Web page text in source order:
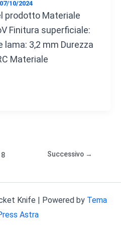
07/10/2024
prodotto Materiale
Finitura superficiale:
3,2 mm Durezza
Materiale
8 Successivo →
Knife | Powered by Tema
Astra